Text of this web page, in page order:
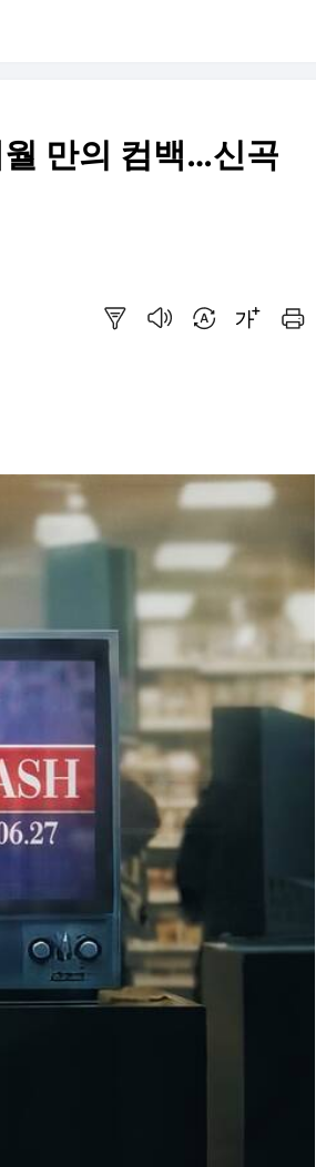
만의 컴백…신곡